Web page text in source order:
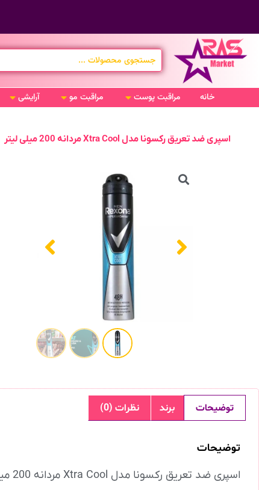
خانه مراقبت پوست مراقبت مو آرایشی
اسپری ضد تعریق رکسونا مدل Xtra Cool مردانه 200 میلی لیتر
توضیحات برند نظرات (0)
توضیحات
اسپری ضد تعریق رکسونا مدل Xtra Cool مردانه 200 میلی لیتر